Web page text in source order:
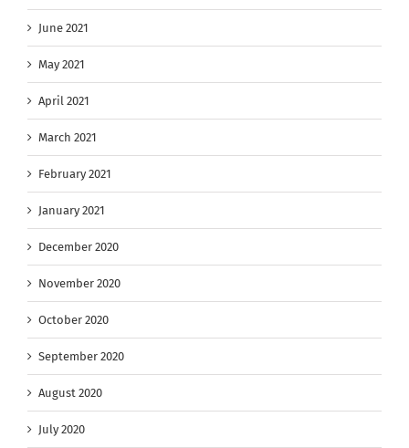
June 2021
May 2021
April 2021
March 2021
February 2021
January 2021
December 2020
November 2020
October 2020
September 2020
August 2020
July 2020